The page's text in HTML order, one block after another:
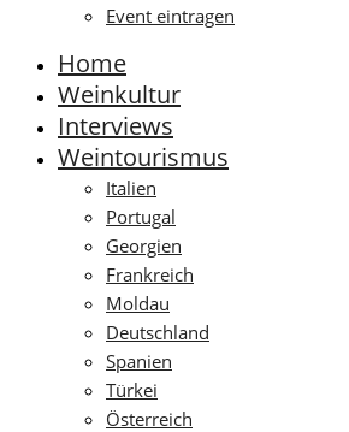
Event eintragen
Home
Weinkultur
Interviews
Weintourismus
Italien
Portugal
Georgien
Frankreich
Moldau
Deutschland
Spanien
Türkei
Österreich